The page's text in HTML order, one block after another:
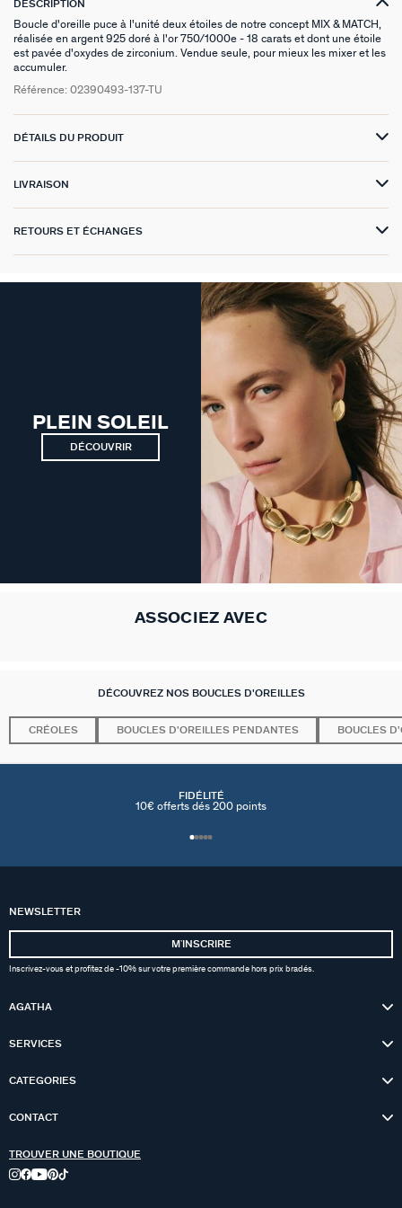
GÉNÉRATION AGATHA
SUR LA PEAU
DESCRIPTION
Boucle d'oreille puce à l'unité deux étoiles de notre concept MIX & MATCH,
réalisée en argent 925 doré à l'or 750/1000e - 18 carats et dont une étoile
est pavée d'oxydes de zirconium. Vendue seule, pour mieux les mixer et les
accumuler.
Référence: 02390493-137-TU
DÉTAILS DU PRODUIT
LIVRAISON
RETOURS ET ÉCHANGES
PLEIN SOLEIL
DÉCOUVRIR
ASSOCIEZ AVEC
DÉCOUVREZ NOS BOUCLES D'OREILLES
CRÉOLES BOUCLES D'OREILLES PENDANTES BOUCLES
FIDÉLITÉ
10€ offerts dés 200 points
NEWSLETTER
MʼINSCRIRE
Inscrivez-vous et profitez de -10% sur votre première commande hors prix bradés.
AGATHA
SERVICES
CATEGORIES
CONTACT
TROUVER UNE BOUTIQUE